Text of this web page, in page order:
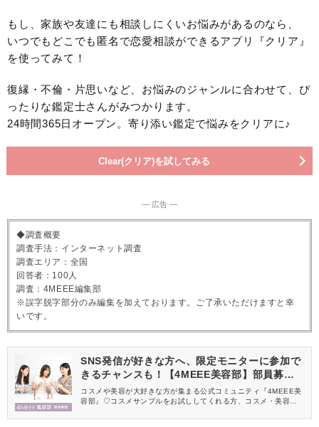
もし、家族や友達にも相談しにくいお悩みがあるのなら、
いつでもどこでも匿名で恋愛相談ができるアプリ『クリア』
を使ってみて！
復縁・不倫・片思いなど、お悩みのジャンルに合わせて、ぴ
ったりな鑑定士さんがみつかります。
24時間365日オープン。寄り添い鑑定で悩みをクリアに♪
Clear(クリア)を試してみる
― 広告 ―
◆調査概要
調査手法：インターネット調査
調査エリア：全国
回答者：100人
調査：4MEEE編集部
※誤字脱字部分のみ編集を加えております。ご了承いただけますと幸
いです。
SNS発信が好きな方へ、限定モニターに参加で
きるチャンスも！【4MEEE美容部】部員募集
中
コスメや美容が大好きな方が集まる公式コミュニティ『4MEEE美
容部』♡コスメサンプルをお試ししてくれる方、コスメ・美容情報